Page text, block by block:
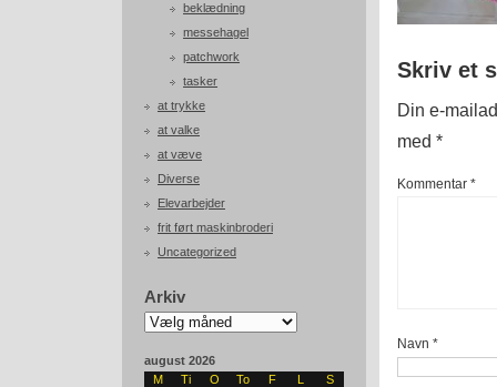
beklædning
messehagel
patchwork
tasker
at trykke
at valke
at væve
Diverse
Elevarbejder
frit ført maskinbroderi
Uncategorized
Arkiv
Arkiv
august 2026
M
Ti O To F L
S
Skriv et
Din e-
med *
Kommentar *
Navn *